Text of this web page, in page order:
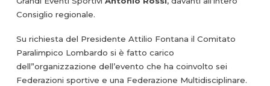
Consiglio regionale.
Su richiesta del Presidente Attilio Fontana il Comitato
Paralimpico Lombardo si è fatto carico
dell”organizzazione dell’evento che ha coinvolto sei
Federazioni sportive e una Federazione Multidisciplinare.